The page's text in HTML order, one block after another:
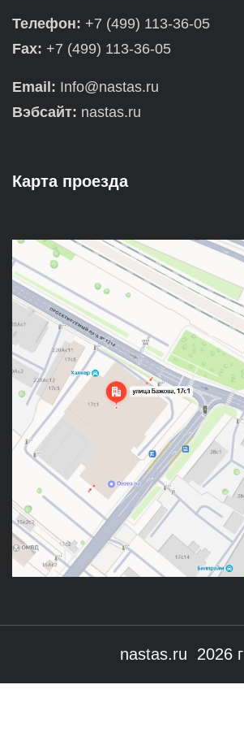
Телефон: +7 (499) 113-36-05
Fax: +7 (499) 113-36-05
Email: Info@nastas.ru
Вэбсайт: nastas.ru
Карта проезда
nastas.ru 2026 г